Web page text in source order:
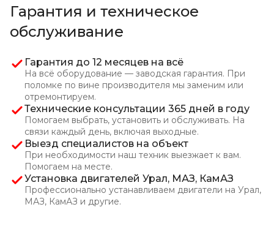
Гарантия и техническое
обслуживание
Гарантия до 12 месяцев на всё
На всё оборудование — заводская гарантия. При
поломке по вине производителя мы заменим или
отремонтируем.
Технические консультации 365 дней в году
Помогаем выбрать, установить и обслуживать. На
связи каждый день, включая выходные.
Выезд специалистов на объект
При необходимости наш техник выезжает к вам.
Помогаем на месте.
Установка двигателей Урал, МАЗ, КамАЗ
Профессионально устанавливаем двигатели на Урал,
МАЗ, КамАЗ и другие.